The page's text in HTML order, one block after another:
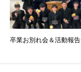
卒業お別れ会＆活動報告